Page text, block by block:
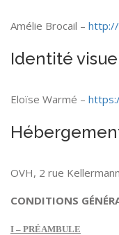
Amélie Brocail –
Identité
Eloïse Warmé –
OVH, 2 rue
CONDITIONS
I – PRÉAMBULE